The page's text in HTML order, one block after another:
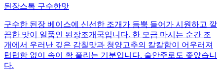
된장스톡 구수한맛
구수한 된장 베이스에 신선한 조개가 듬뿍 들어가 시원하고 깔
끔한 맛이 일품인 된장조개국입니다. 한 모금 마시는 순간 조
개에서 우러난 깊은 감칠맛과 청양고추의 칼칼함이 어우러져
텁텁함 없이 속이 확 풀리는 기분입니다. 술안주로도 좋았습니
다.